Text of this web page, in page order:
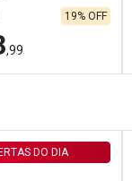
,99
19% OFF
DO DIA